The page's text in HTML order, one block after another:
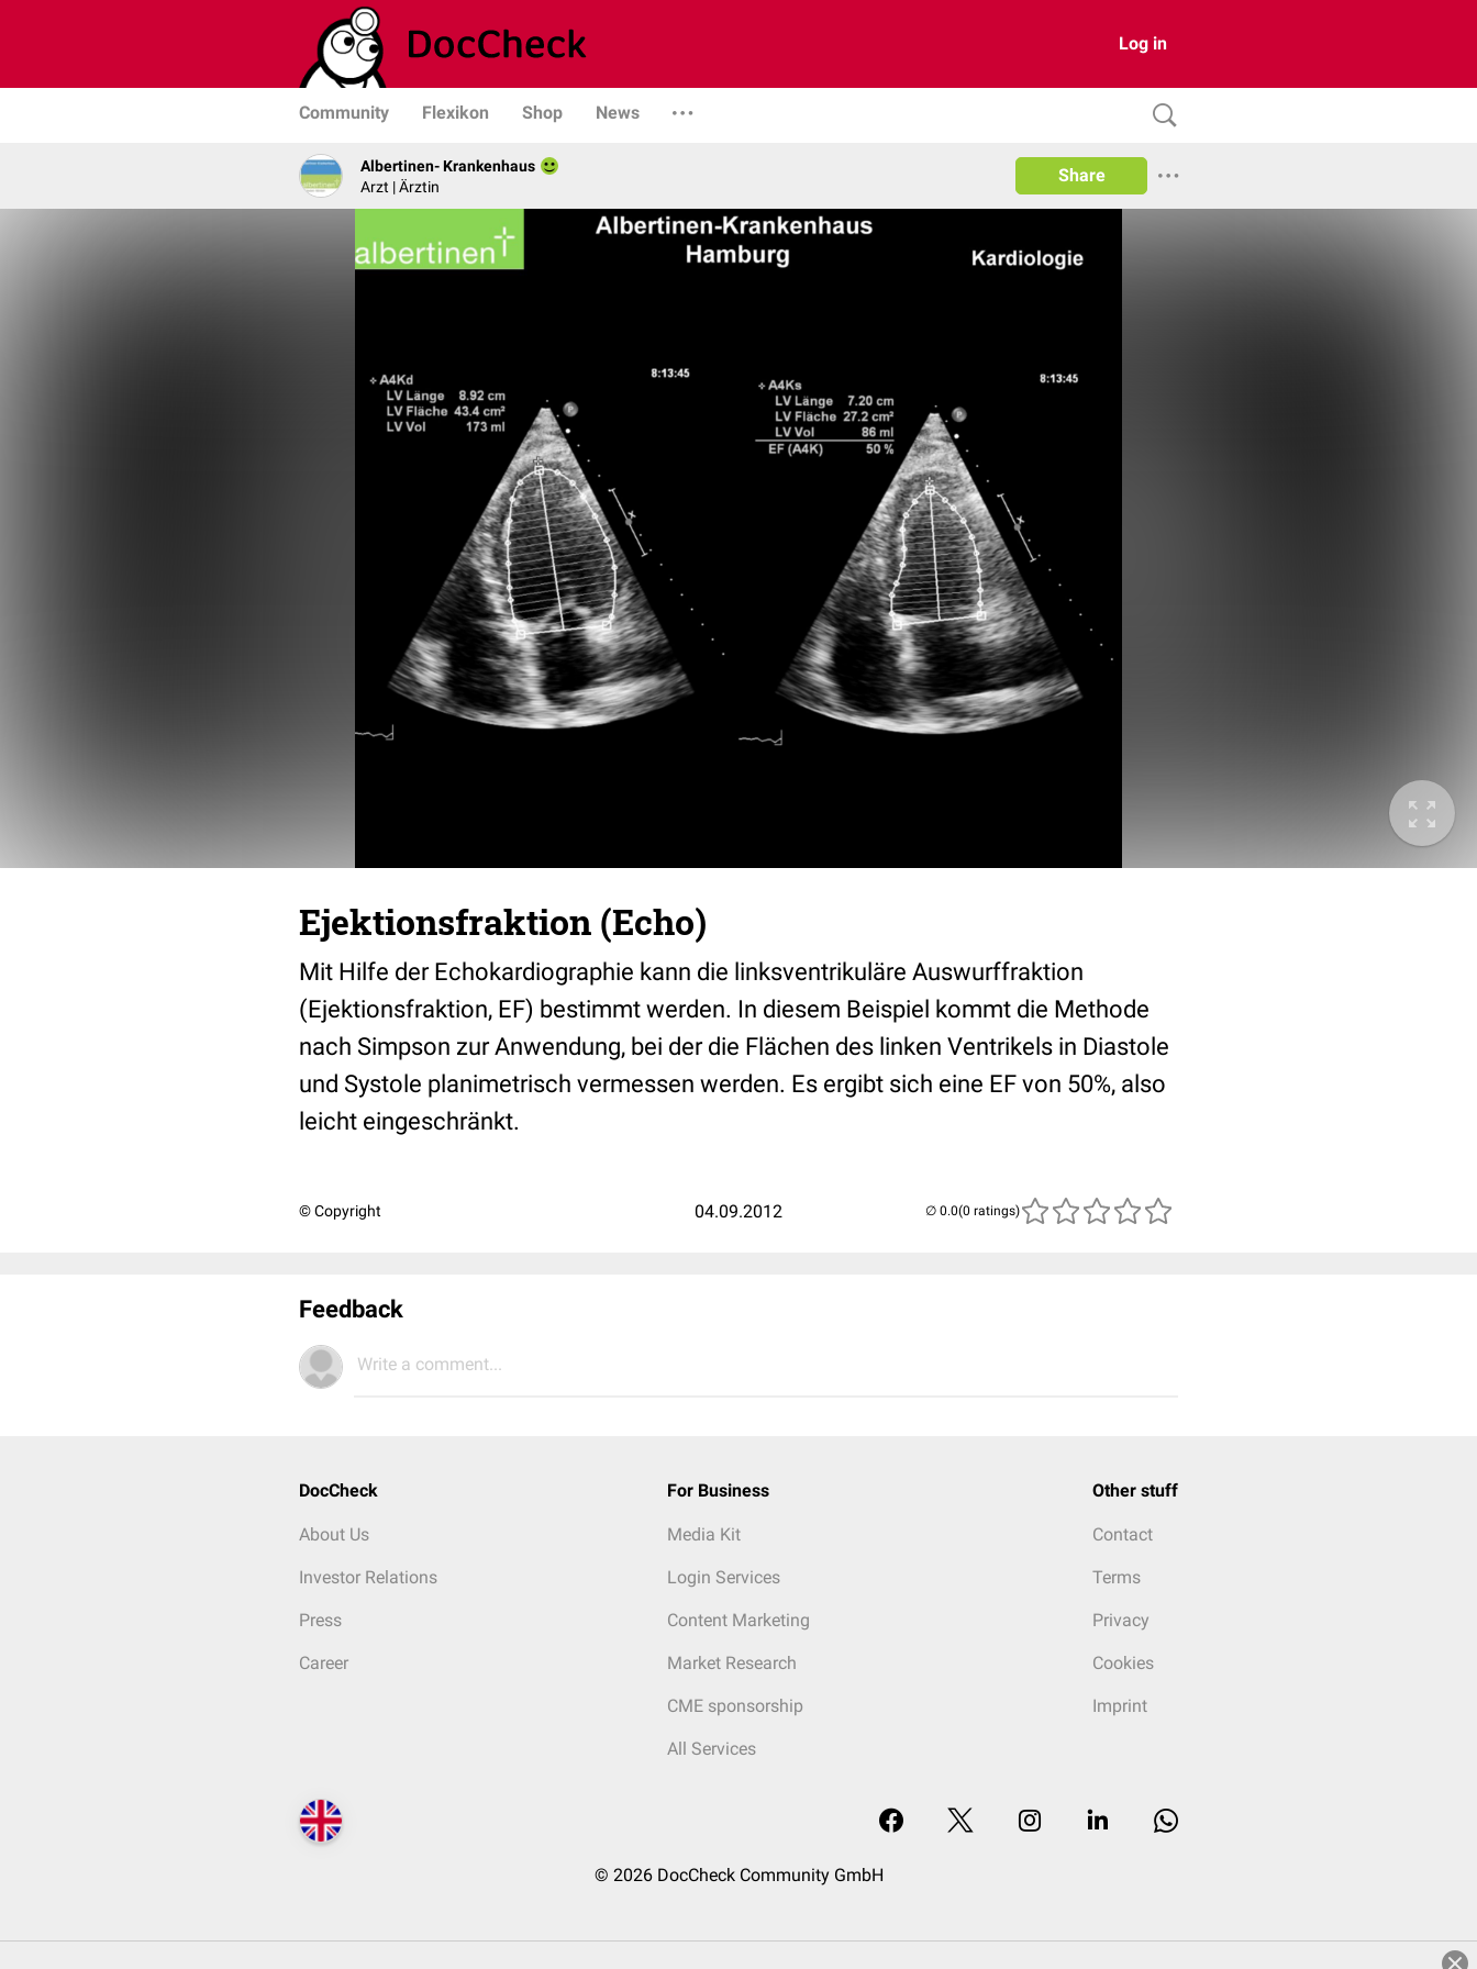
Log in
Community Flexikon Shop News
Albertinen- Krankenhaus
Arzt | Ärztin
Share
Ejektionsfraktion (Echo)
Mit Hilfe der Echokardiographie kann die linksventrikuläre Auswurffraktion
(Ejektionsfraktion, EF) bestimmt werden. In diesem Beispiel kommt die Methode
nach Simpson zur Anwendung, bei der die Flächen des linken Ventrikels in Diastole
und Systole planimetrisch vermessen werden. Es ergibt sich eine EF von 50%, also
leicht eingeschränkt.
© Copyright 04.09.2012 (0 ratings)
Feedback
Write a comment...
DocCheck
About Us
Investor Relations
Press
Career
For Business
Media Kit
Login Services
Content Marketing
Market Research
CME sponsorship
All Services
Other stuff
Contact
Terms
Privacy
Cookies
Imprint
© 2026 DocCheck Community GmbH